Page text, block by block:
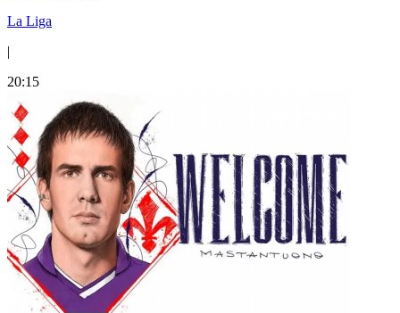
La Liga
|
20:15